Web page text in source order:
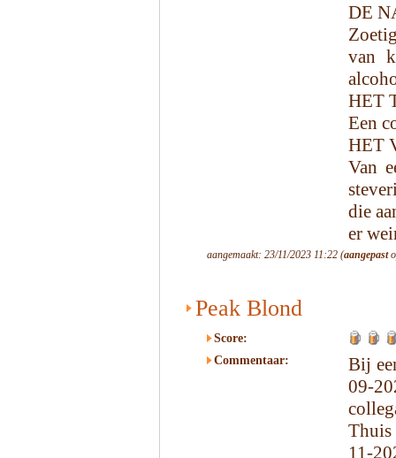
DE
van
HET
Een
HET
Van
die
er
aangemaakt: 23/11/2023 11:22 (aangepast
Peak Blond
Score:
Commentaar:
Bij
09-
Thuis
11-